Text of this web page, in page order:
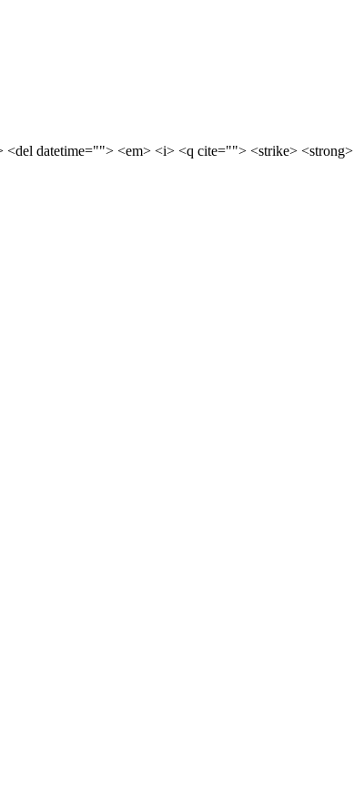
datetime=""> <em> <i> <q cite=""> <strike> <strong>